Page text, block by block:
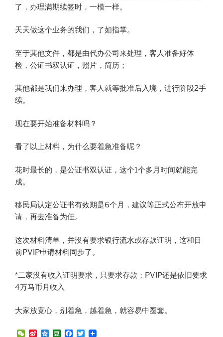
了，办理满期续签时，一模一样。
天天做这个业务的我们，了如指掌。
至于其他文件，都是由代办公司来处理，客人准备好体
检，公证书双认证，照片，简历；
其他都是我们来办理，客人就等批准后入境，进行阶段2手
续。
现在要开始准备材料吗？
看了以上材料，为什么要着急准备呢？
花时最长的，是公证书双认证，这个1个多月时间就能完
成。
移民局认定公证书有效期是6个月，建议等正式公布开放申
请，再去准备为佳。
这次材料清单，并没有要求银行流水或存款证明，这和目
前PVIP申请材料同步了。
*二家没有收入证明要求，只要求存款；PVIP还是依旧要求
4万马币月收入
大家放宽心，别着急，越着急，就容易中圈套。
W
S
Q
D
F
T